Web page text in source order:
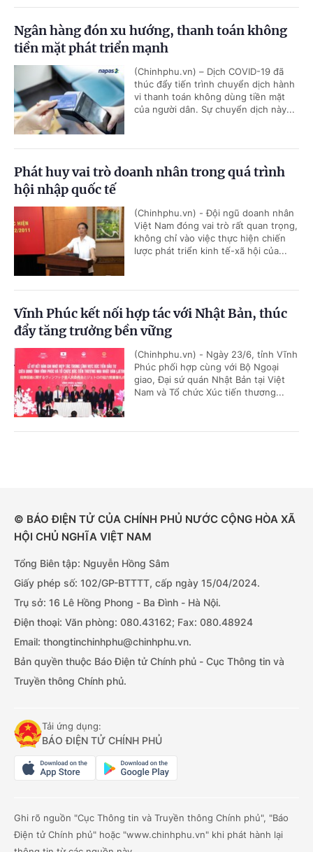
Ngân hàng đón xu hướng, thanh toán không
tiền mặt phát triển mạnh
(Chinhphu.vn) – Dịch COVID-19 đã
thúc đẩy tiến trình chuyển dịch hành
vi thanh toán không dùng tiền mặt
của người dân. Sự chuyển dịch này...
Phát huy vai trò doanh nhân trong quá trình
hội nhập quốc tế
(Chinhphu.vn) - Đội ngũ doanh nhân
Việt Nam đóng vai trò rất quan trọng,
không chỉ vào việc thực hiện chiến
lược phát triển kinh tế-xã hội của...
Vĩnh Phúc kết nối hợp tác với Nhật Bản, thúc
đẩy tăng trưởng bền vững
(Chinhphu.vn) - Ngày 23/6, tỉnh Vĩnh
Phúc phối hợp cùng với Bộ Ngoại
giao, Đại sứ quán Nhật Bản tại Việt
Nam và Tổ chức Xúc tiến thương...
© BÁO ĐIỆN TỬ CỦA CHÍNH PHỦ NƯỚC CỘNG HÒA XÃ
HỘI CHỦ NGHĨA VIỆT NAM
Tổng Biên tập: Nguyễn Hồng Sâm
Giấy phép số: 102/GP-BTTTT, cấp ngày 15/04/2024.
Trụ sở: 16 Lê Hồng Phong - Ba Đình - Hà Nội.
Điện thoại: Văn phòng: 080.43162; Fax: 080.48924
Email: thongtinchinhphu@chinhphu.vn.
Bản quyền thuộc Báo Điện tử Chính phủ - Cục Thông tin và
Truyền thông Chính phủ.
Tải ứng dụng:
BÁO ĐIỆN TỬ CHÍNH PHỦ
Ghi rõ nguồn "Cục Thông tin và Truyền thông Chính phủ", "Báo
Điện tử Chính phủ" hoặc "www.chinhphu.vn" khi phát hành lại